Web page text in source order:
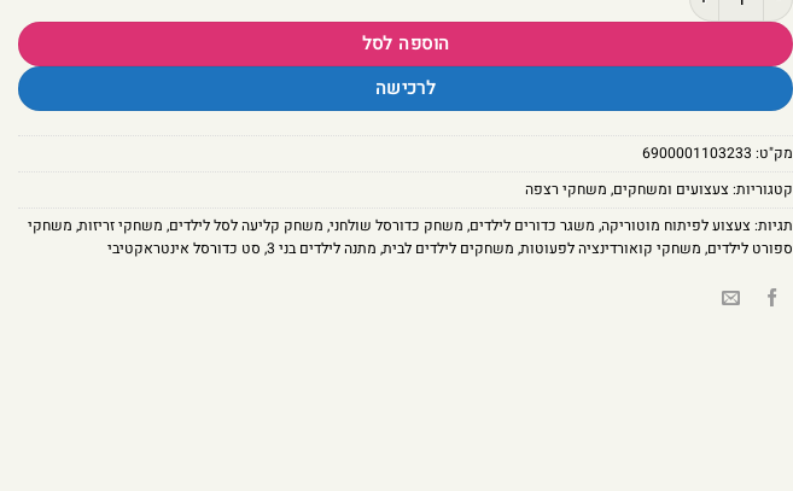
הוספה לסל
לרכישה
מק"ט: 6900001103233
קטגוריות: צעצועים ומשחקים, משחקי רצפה
תגיות: צעצוע לפיתוח מוטוריקה, משגר כדורים לילדים, משחק כדורסל שולחני, משחק קליעה לסל לילדים, משחקי זריזות, משחקי
ספורט לילדים, משחקי קואורדינציה לפעוטות, משחקים לילדים לבית, מתנה לילדים בני 3 , סט כדורסל אינטראקטיבי